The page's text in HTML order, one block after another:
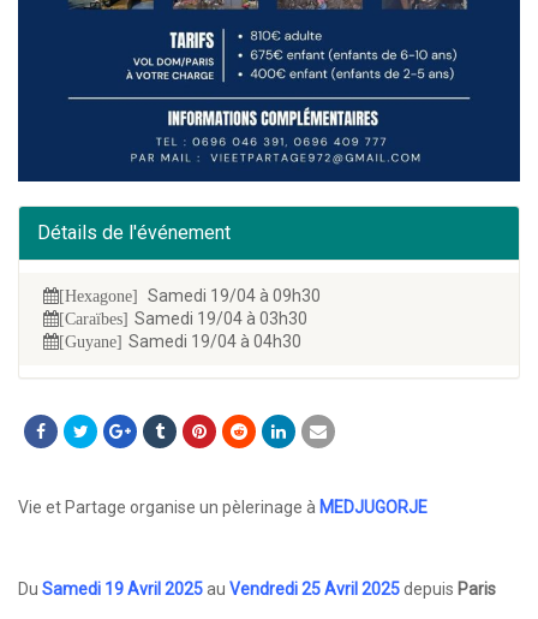
Détails de l'événement
[Hexagone] Samedi 19/04 à 09h30
[Caraïbes] Samedi 19/04 à 03h30
[Guyane] Samedi 19/04 à 04h30
Vie et Partage organise un pèlerinage à MEDJUGORJE
Du Samedi 19 Avril 2025au Vendredi 25 Avril 2025depuis Paris